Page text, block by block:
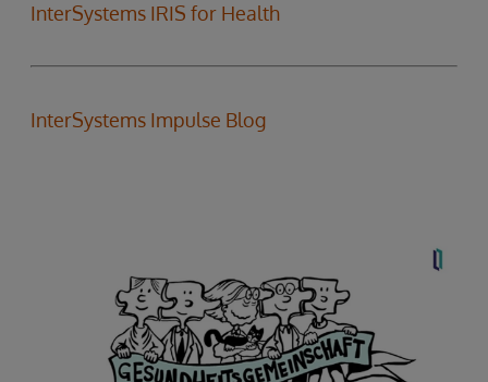
InterSystems IRIS for Health
InterSystems Impulse Blog